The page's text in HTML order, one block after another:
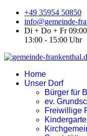
+49 35954 50850
info@gemeinde-
Di + Do + Fr
13:00 - 15:00 Uhr
Home
Unser Dorf
Bürger für
ev.
Freiwillige